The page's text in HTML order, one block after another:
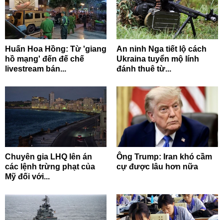
Huấn Hoa Hồng: Từ 'giang
hồ mạng' đến đế chế
livestream bán...
An ninh Nga tiết lộ cách
Ukraina tuyển mộ lính
đánh thuê từ...
Chuyên gia LHQ lên án
các lệnh trừng phạt của
Mỹ đối với...
Ông Trump: Iran khó cầm
cự được lâu hơn nữa